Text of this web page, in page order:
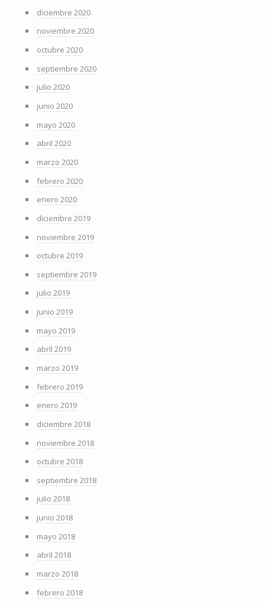
diciembre 2020
noviembre 2020
octubre 2020
septiembre 2020
julio 2020
junio 2020
mayo 2020
abril 2020
marzo 2020
febrero 2020
enero 2020
diciembre 2019
noviembre 2019
octubre 2019
septiembre 2019
julio 2019
junio 2019
mayo 2019
abril 2019
marzo 2019
febrero 2019
enero 2019
diciembre 2018
noviembre 2018
octubre 2018
septiembre 2018
julio 2018
junio 2018
mayo 2018
abril 2018
marzo 2018
febrero 2018